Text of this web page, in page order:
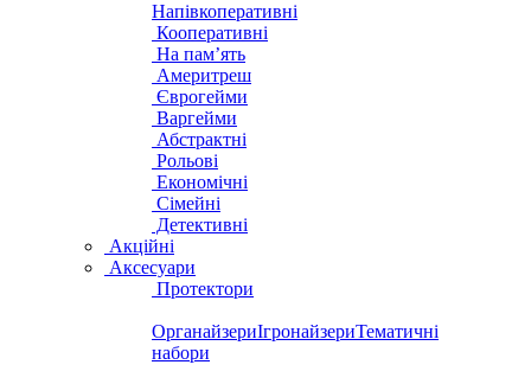
Напівкоперативні
Кооперативні
На пам’ять
Америтреш
Єврогейми
Варгейми
Абстрактні
Рольові
Економічні
Сімейні
Детективні
Акційні
Аксесуари
Протектори
ОрганайзериІгронайзериТематичні
набори